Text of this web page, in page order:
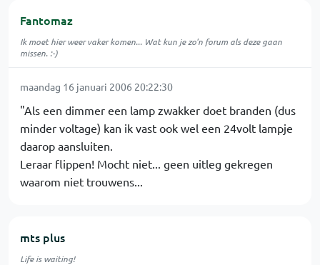
Fantomaz
Ik moet hier weer vaker komen... Wat kun je zo'n forum als deze gaan
missen. :-)
maandag 16 januari 2006 20:22:30
"Als een dimmer een lamp zwakker doet branden (dus
minder voltage) kan ik vast ook wel een 24volt lampje
daarop aansluiten.
Leraar flippen! Mocht niet... geen uitleg gekregen
waarom niet trouwens...
mts plus
Life is waiting!